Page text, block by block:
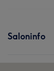
Saloninfo